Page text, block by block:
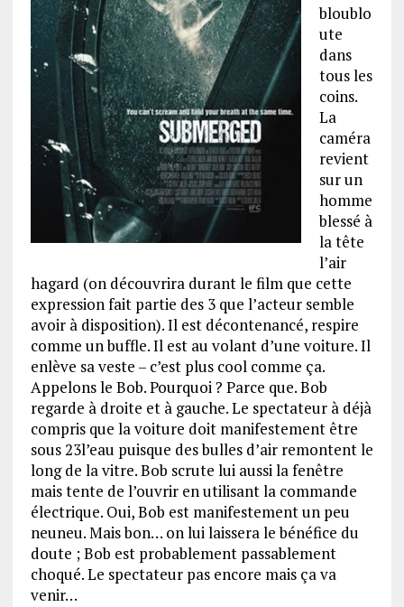
bloublo
ute
dans
tous les
coins.
La
caméra
revient
sur un
homme
blessé à
la tête
l’air
hagard (on découvrira durant le film que cette
expression fait partie des 3 que l’acteur semble
avoir à disposition). Il est décontenancé, respire
comme un buffle. Il est au volant d’une voiture. Il
enlève sa veste – c’est plus cool comme ça.
Appelons le Bob. Pourquoi ? Parce que. Bob
regarde à droite et à gauche. Le spectateur à déjà
compris que la voiture doit manifestement être
sous 23l’eau puisque des bulles d’air remontent le
long de la vitre. Bob scrute lui aussi la fenêtre
mais tente de l’ouvrir en utilisant la commande
électrique. Oui, Bob est manifestement un peu
neuneu. Mais bon… on lui laissera le bénéfice du
doute ; Bob est probablement passablement
choqué. Le spectateur pas encore mais ça va
venir…